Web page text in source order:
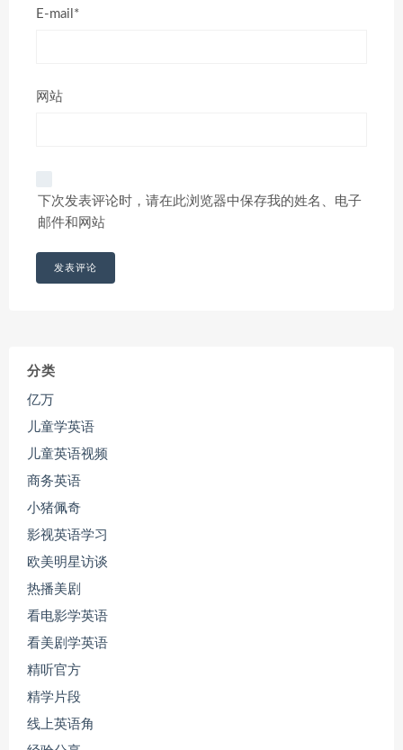
E-mail*
网站
下次发表评论时，请在此浏览器中保存我的姓名、电子
邮件和网站
分类
亿万
儿童学英语
儿童英语视频
商务英语
小猪佩奇
影视英语学习
欧美明星访谈
热播美剧
看电影学英语
看美剧学英语
精听官方
精学片段
线上英语角